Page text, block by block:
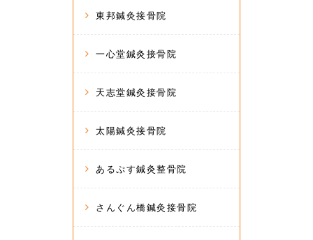
東邦鍼灸接骨院
一心堂鍼灸接骨院
天志堂鍼灸接骨院
太陽鍼灸接骨院
あるぷす鍼灸整骨院
さんぐん橋鍼灸接骨院